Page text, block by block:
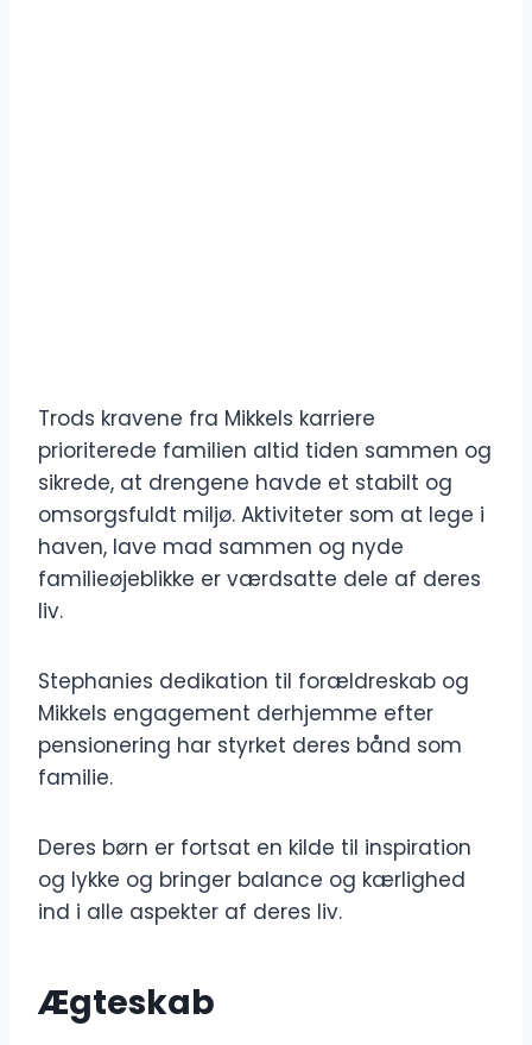
Trods kravene fra Mikkels karriere
prioriterede familien altid tiden sammen og
sikrede, at drengene havde et stabilt og
omsorgsfuldt miljø. Aktiviteter som at lege i
haven, lave mad sammen og nyde
familieøjeblikke er værdsatte dele af deres
liv.
Stephanies dedikation til forældreskab og
Mikkels engagement derhjemme efter
pensionering har styrket deres bånd som
familie.
Deres børn er fortsat en kilde til inspiration
og lykke og bringer balance og kærlighed
ind i alle aspekter af deres liv.
Ægteskab